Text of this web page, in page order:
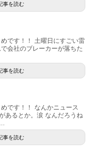
事を読む
す！！ 土曜日にすごい雷
会社のブレーカーが落ちた
事を読む
す！！ なんかニュース
あるとか。涙 なんだろうね
事を読む